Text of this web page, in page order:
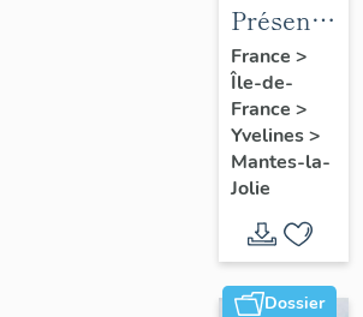
Présentation
de
l'étude
France >
Île-de-
France >
Yvelines>
Mantes-la-
Jolie
Dossier